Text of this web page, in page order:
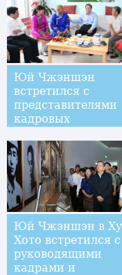
Юй Чжэншэн
встретился с
представителями
кадровых
жителей аймака
Хинган
Юй Чжэншэн в
Хото встретился с
руководящими
кадрами и